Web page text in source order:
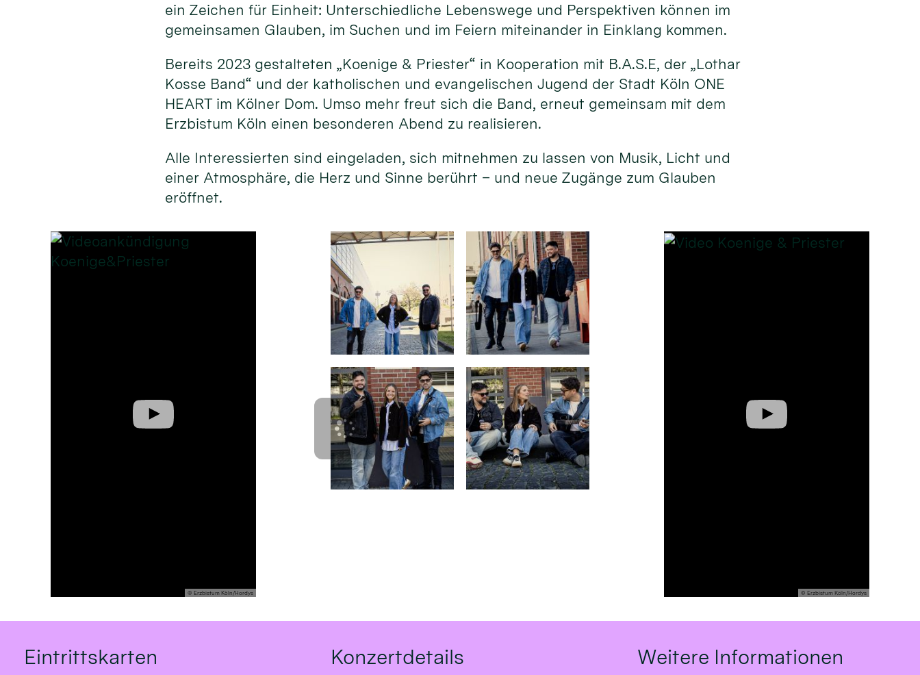
ein Zeichen für Einheit: Unterschiedliche Lebenswege und Perspektiven können im
gemeinsamen Glauben, im Suchen und im Feiern miteinander in Einklang kommen.
Bereits 2023 gestalteten „Koenige & Priester“ in Kooperation mit B.A.S.E, der „Lothar
Kosse Band“ und der katholischen und evangelischen Jugend der Stadt Köln ONE
HEART im Kölner Dom. Umso mehr freut sich die Band, erneut gemeinsam mit dem
Erzbistum Köln einen besonderen Abend zu realisieren.
Alle Interessierten sind eingeladen, sich mitnehmen zu lassen von Musik, Licht und
einer Atmosphäre, die Herz und Sinne berührt – und neue Zugänge zum Glauben
eröffnet.
© Erzbistum Köln/Hordys © Erzbistum Köln/Hordys
Eintrittskarten Konzertdetails
Weitere Informationen